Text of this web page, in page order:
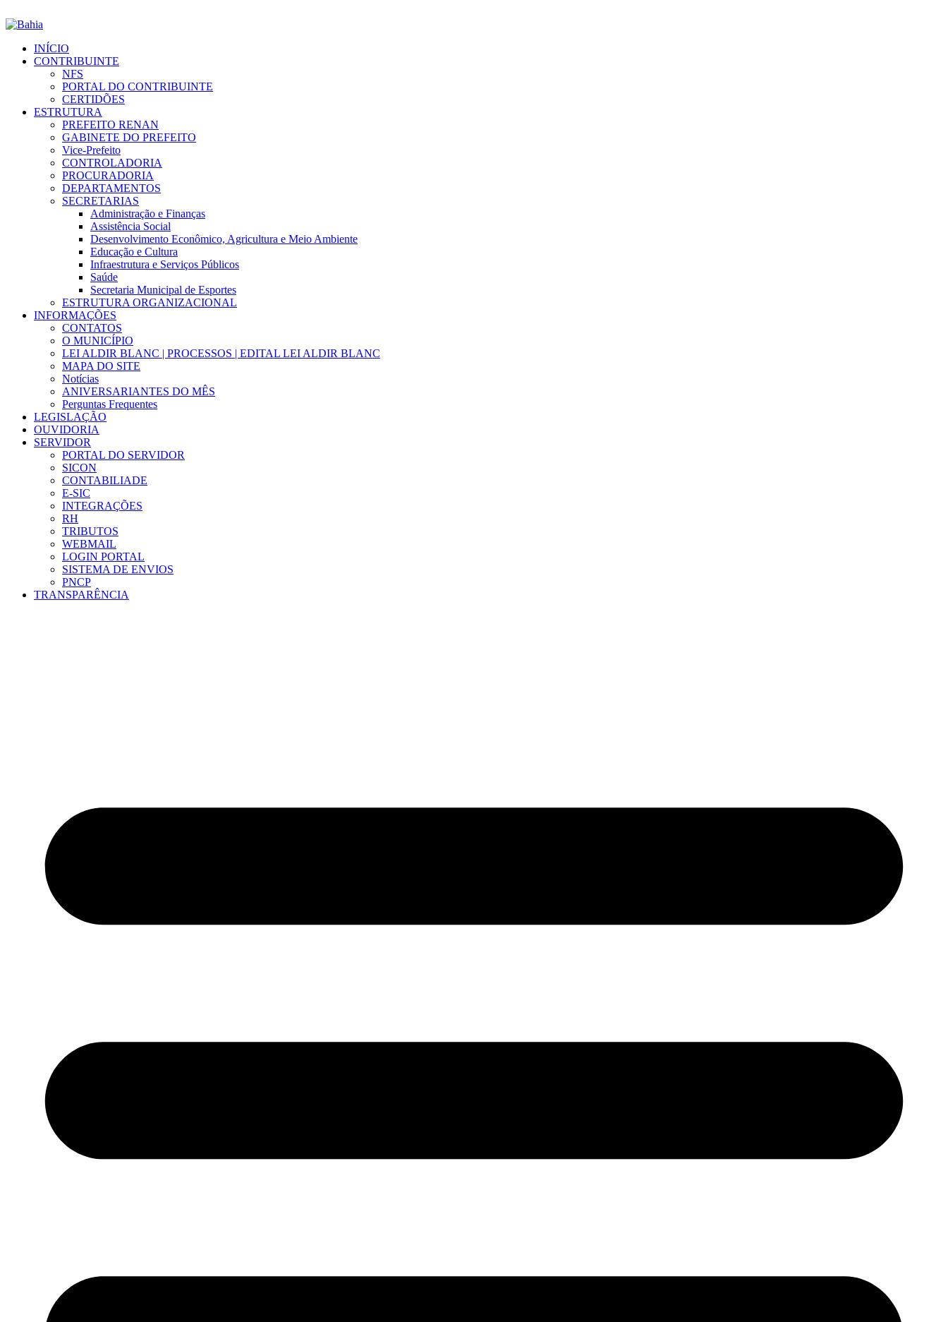
INÍCIO
CONTRIBUINTE
NFS
PORTAL DO CONTRIBUINTE
CERTIDÕES
ESTRUTURA
PREFEITO RENAN
GABINETE DO PREFEITO
Vice-Prefeito
CONTROLADORIA
PROCURADORIA
DEPARTAMENTOS
SECRETARIAS
Administração e Finanças
Assistência Social
Desenvolvimento Econômico, Agricultura e Meio Ambiente
Educação e Cultura
Infraestrutura e Serviços Públicos
Saúde
Secretaria Municipal de Esportes
ESTRUTURA ORGANIZACIONAL
INFORMAÇÕES
CONTATOS
O MUNICÍPIO
LEI ALDIR BLANC | PROCESSOS | EDITAL LEI ALDIR BLANC
MAPA DO SITE
Notícias
ANIVERSARIANTES DO MÊS
Perguntas Frequentes
LEGISLAÇÃO
OUVIDORIA
SERVIDOR
PORTAL DO SERVIDOR
SICON
CONTABILIADE
E-SIC
INTEGRAÇÕES
RH
TRIBUTOS
WEBMAIL
LOGIN PORTAL
SISTEMA DE ENVIOS
PNCP
TRANSPARÊNCIA